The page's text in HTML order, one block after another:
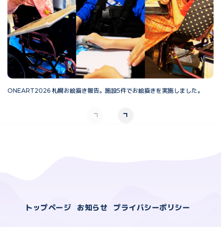
ONEART2026 札幌お絵描き報告。施設5件でお絵描きを実施しました。
トップページ お知らせ プライバシーポリシー